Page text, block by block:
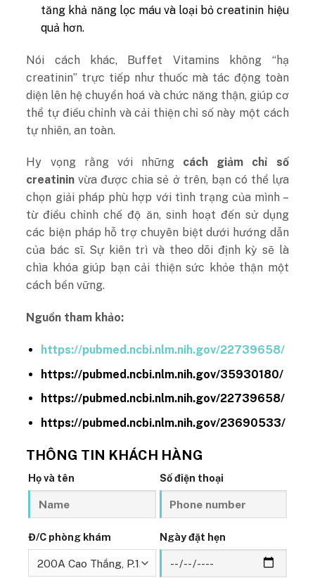
tăng khả năng lọc máu và loại bỏ creatinin hiệu
quả hơn.
Nói cách khác, Buffet Vitamins không “hạ
creatinin” trực tiếp như thuốc mà tác động toàn
diện lên hệ chuyển hoá và chức năng thận, giúp cơ
thể tự điều chỉnh và cải thiện chỉ số này một cách
tự nhiên, an toàn.
Hy vọng rằng với những cách giảm chỉ số
creatinin vừa được chia sẻ ở trên, bạn có thể lựa
chọn giải pháp phù hợp với tình trạng của mình –
từ điều chỉnh chế độ ăn, sinh hoạt đến sử dụng
các biện pháp hỗ trợ chuyên biệt dưới hướng dẫn
của bác sĩ. Sự kiên trì và theo dõi định kỳ sẽ là
chìa khóa giúp bạn cải thiện sức khỏe thận một
cách bền vững.
Nguồn tham khảo:
https://pubmed.ncbi.nlm.nih.gov/22739658/
https://pubmed.ncbi.nlm.nih.gov/35930180/
https://pubmed.ncbi.nlm.nih.gov/22739658/
https://pubmed.ncbi.nlm.nih.gov/23690533/
THÔNG TIN KHÁCH HÀNG
Họ và tên Số điện thoại
Đ/C phòng khám Ngày đặt hẹn